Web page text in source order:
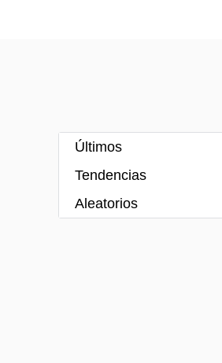
Últimos
Tendencias
Aleatorios